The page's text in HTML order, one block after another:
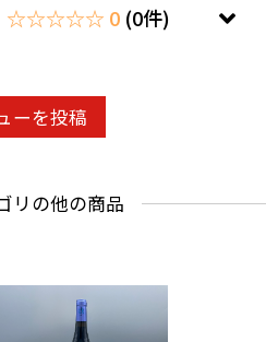
☆☆☆☆☆ 0 (0件)
ーを投稿
リの他の商品